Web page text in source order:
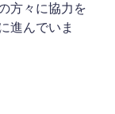
方々に協力を
進んでいま